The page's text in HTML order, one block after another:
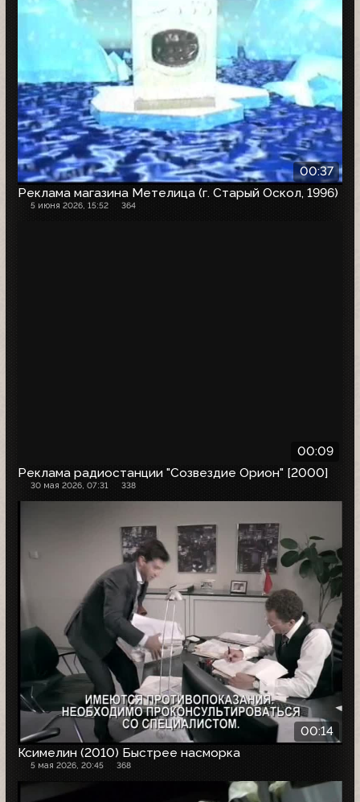
00:37
Реклама магазина Метелица (г. Старый Оскол, 1996)
5 июня 2026, 15:52 364
00:09
Реклама радиостанции "Созвездие Орион" [2000]
30 мая 2026, 07:31 338
00:14
Ксимелин (2010) Быстрее насморка
5 мая 2026, 20:45 368